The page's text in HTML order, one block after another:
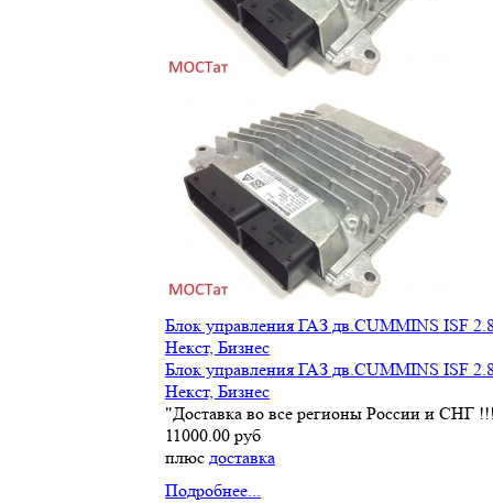
Блок управления ГАЗ дв.CUMMINS ISF
Некст, Бизнес
Блок управления ГАЗ дв.CUMMINS ISF
Некст, Бизнес
"Доставка во все регионы России и СНГ
11000.00 руб
плюс доставка
Подробнее...